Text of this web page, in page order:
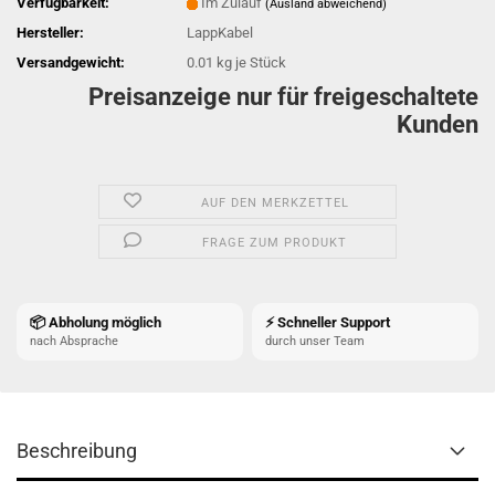
(Ausland abweichend)
Hersteller:
LappKabel
Versandgewicht:
0.01 kg je Stück
Preisanzeige nur für freigeschaltete
Kunden
AUF DEN MERKZETTEL
FRAGE ZUM PRODUKT
📦 Abholung möglich
nach Absprache
⚡ Schneller Support
durch unser Team
Beschreibung